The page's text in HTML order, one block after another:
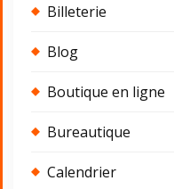
Billeterie
Blog
Boutique en ligne
Bureautique
Calendrier